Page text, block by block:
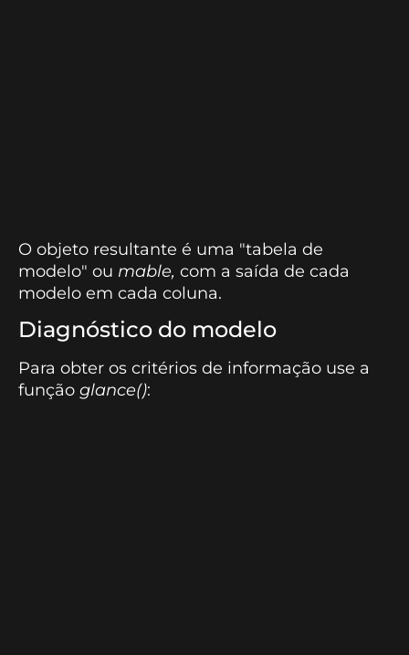
O objeto resultante é uma "tabela de
modelo" ou mable, com a saída de cada
modelo em cada coluna.
Diagnóstico do modelo
Para obter os critérios de informação use a
função glance():